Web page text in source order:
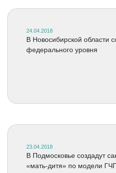
24.04.2018
В Новосибирской области
федерального уровня
23.04.2018
В Подмосковье создадут
«мать-дитя» по модели